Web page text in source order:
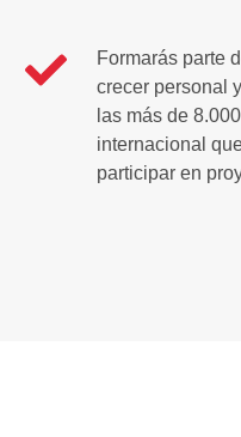
Formarás parte
crecer personal
las más de
internacional
participar en